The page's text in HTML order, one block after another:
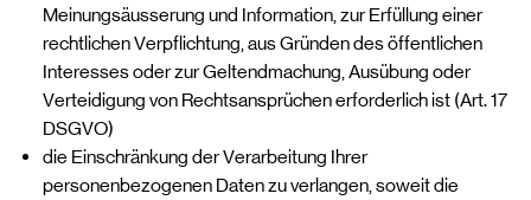
Meinungsäusserung und Information, zur Erfüllung einer
rechtlichen Verpflichtung, aus Gründen des öffentlichen
Interesses oder zur Geltendmachung, Ausübung oder
Verteidigung von Rechtsansprüchen erforderlich ist (Art. 17
DSGVO)
die Einschränkung der Verarbeitung Ihrer
personenbezogenen Daten zu verlangen, soweit die